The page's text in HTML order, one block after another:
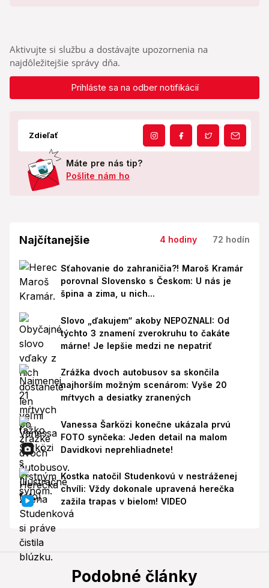
Aktivujte si službu a dostávajte upozornenia na
najdôležitejšie správy dňa.
Prihláste sa na odber notifikácií
Zdieľať
Máte pre nás tip?
Pošlite nám ho
Najčítanejšie 4 hodiny 72 hodín
Sťahovanie do zahraničia?! Maroš Kramár
porovnal Slovensko s Českom: U nás je
špina a zima, u nich...
Slovo „ďakujem“ akoby NEPOZNALI: Od
týchto 3 znamení zverokruhu to čakáte
márne! Je lepšie medzi ne nepatriť
Zrážka dvoch autobusov sa skončila
najhorším možným scenárom: Vyše 20
mŕtvych a desiatky zranených
Vanessa Šarközi konečne ukázala prvú
FOTO synčeka: Jeden detail na malom
Davidkovi neprehliadnete!
Kostka natočil Studenkovú v nestráženej
chvíli: Vždy dokonale upravená herečka
zažila trapas v bielom! VIDEO
Podobné články